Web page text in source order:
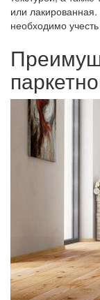
или
необходимо